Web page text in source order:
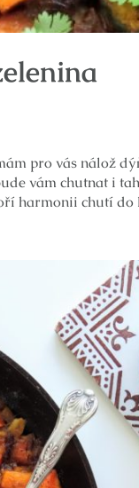
pro vás nálož
vám chutnat i
harmonii chutí do